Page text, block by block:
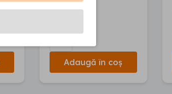
460 lei
Adaugă în coș